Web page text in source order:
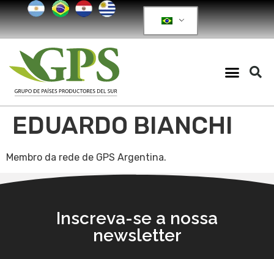
EDUARDO BIANCHI
Membro da rede de GPS Argentina.
Inscreva-se a nossa
newsletter